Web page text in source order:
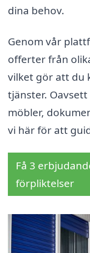
dina behov.
Genom vår
offerter från
vilket gör att du
tjänster.
möbler,
vi här för att
Få 3
förpliktelser